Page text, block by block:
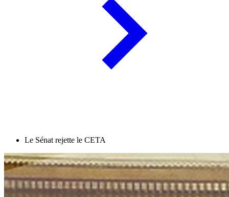
Le Sénat rejette le CETA